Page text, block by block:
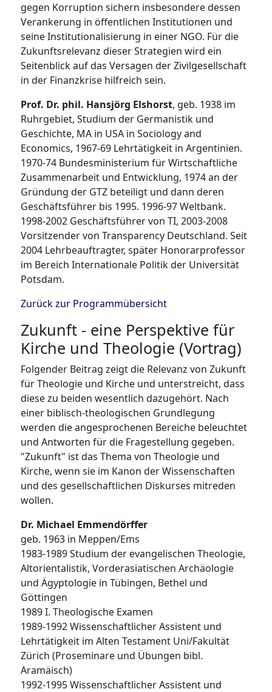
gegen Korruption sichern insbesondere dessen
Verankerung in öffentlichen Institutionen und
seine Institutionalisierung in einer NGO. Für die
Zukunftsrelevanz dieser Strategien wird ein
Seitenblick auf das Versagen der Zivilgesellschaft
in der Finanzkrise hilfreich sein.
Prof. Dr. phil. Hansjörg Elshorst, geb. 1938 im
Ruhrgebiet, Studium der Germanistik und
Geschichte, MA in USA in Sociology and
Economics, 1967-69 Lehrtätigkeit in Argentinien.
1970-74 Bundesministerium für Wirtschaftliche
Zusammenarbeit und Entwicklung, 1974 an der
Gründung der GTZ beteiligt und dann deren
Geschäftsführer bis 1995. 1996-97 Weltbank.
1998-2002 Geschäftsführer von TI, 2003-2008
Vorsitzender von Transparency Deutschland. Seit
2004 Lehrbeauftragter, später Honorarprofessor
im Bereich Internationale Politik der Universität
Potsdam.
Zurück zur Programmübersicht
Zukunft - eine Perspektive für
Kirche und Theologie (Vortrag)
Folgender Beitrag zeigt die Relevanz von Zukunft
für Theologie und Kirche und unterstreicht, dass
diese zu beiden wesentlich dazugehört. Nach
einer biblisch-theologischen Grundlegung
werden die angesprochenen Bereiche beleuchtet
und Antworten für die Fragestellung gegeben.
"Zukunft" ist das Thema von Theologie und
Kirche, wenn sie im Kanon der Wissenschaften
und des gesellschaftlichen Diskurses mitreden
wollen.
Dr. Michael Emmendörffer
geb. 1963 in Meppen/Ems
1983-1989 Studium der evangelischen Theologie,
Altorientalistik, Vorderasiatischen Archäologie
und Ägyptologie in Tübingen, Bethel und
Göttingen
1989 I. Theologische Examen
1989-1992 Wissenschaftlicher Assistent und
Lehrtätigkeit im Alten Testament Uni/Fakultät
Zürich (Proseminare und Übungen bibl.
Aramäisch)
1992-1995 Wissenschaftlicher Assistent und